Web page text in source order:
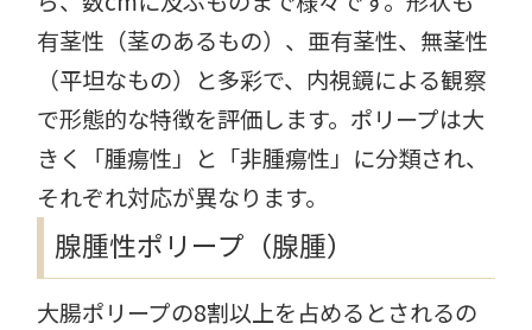
有茎性（茎のあるもの）、亜有茎性、無茎性
（平坦なもの）と多彩で、内視鏡による観察
で形態的な特徴を評価します。ポリープは大
きく「腫瘍性」と「非腫瘍性」に分類され、
それぞれ対応が異なります。
腺腫性ポリープ（腺腫）
大腸ポリープの8割以上を占めるとされるの